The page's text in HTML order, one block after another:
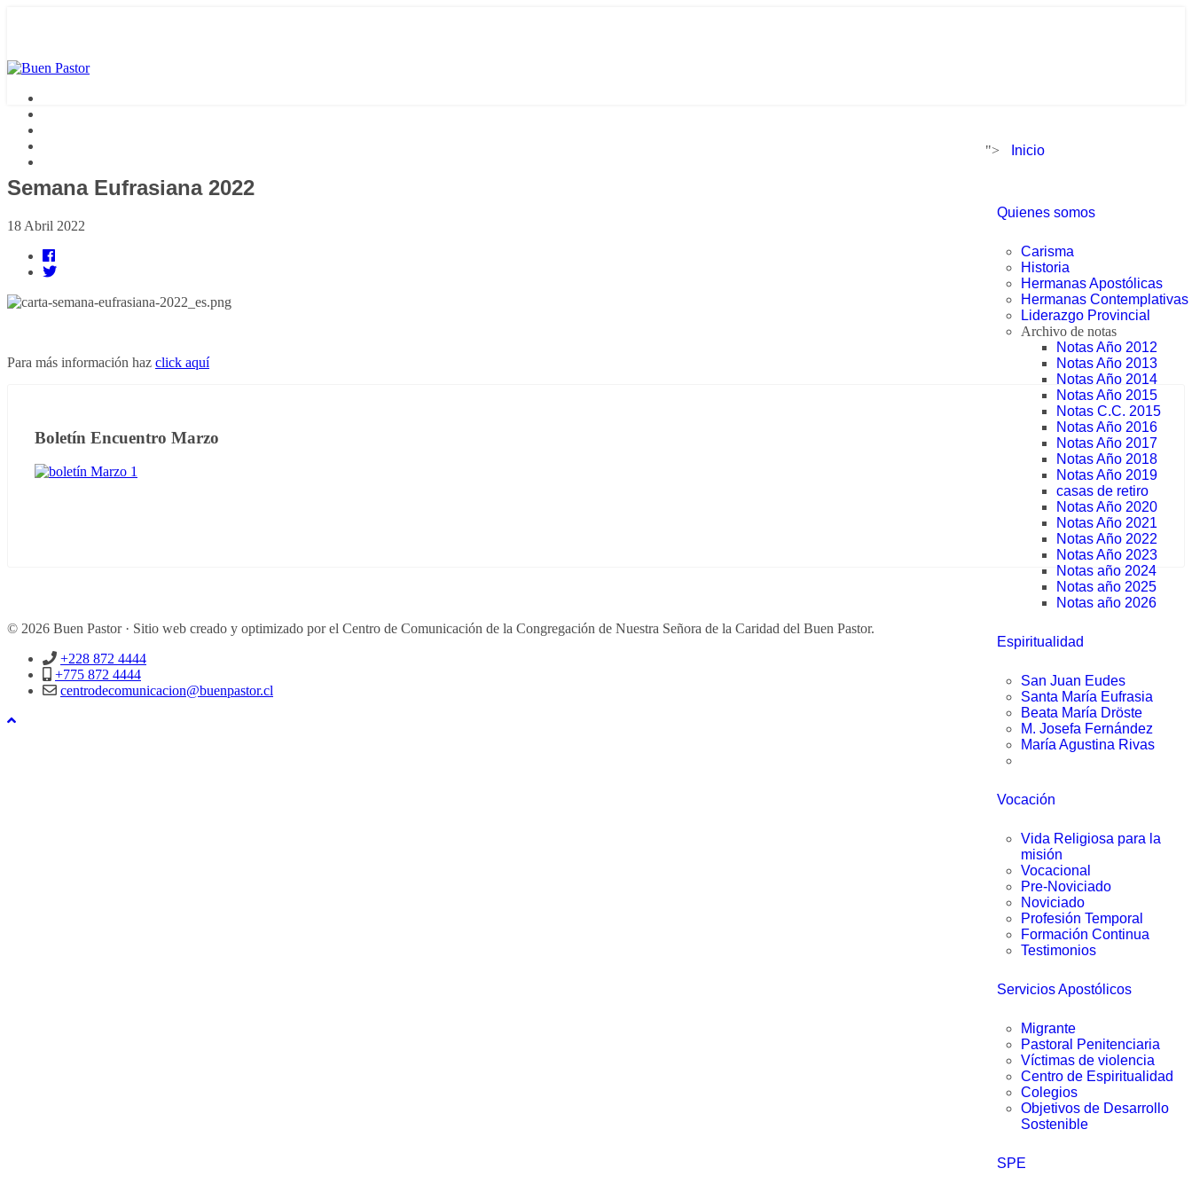
"> Inicio
Quienes somos
Carisma
Historia
Hermanas Apostólicas
Hermanas Contemplativas
Liderazgo Provincial
Archivo de notas
Notas Año 2012
Notas Año 2013
Notas Año 2014
Notas Año 2015
Notas C.C. 2015
Notas Año 2016
Notas Año 2017
Notas Año 2018
Notas Año 2019
casas de retiro
Notas Año 2020
Notas Año 2021
Notas Año 2022
Notas Año 2023
Notas año 2024
Notas año 2025
Notas año 2026
Espiritualidad
San Juan Eudes
Santa María Eufrasia
Beata María Dröste
M. Josefa Fernández
María Agustina Rivas
Vocación
Vida Religiosa para la
misión
Vocacional
Pre-Noviciado
Noviciado
Profesión Temporal
Formación Continua
Testimonios
Servicios Apostólicos
Migrante
Pastoral Penitenciaria
Víctimas de violencia
Centro de Espiritualidad
Colegios
Objetivos de Desarrollo
Sostenible
SPE
Semana Eufrasiana 2022
18 Abril 2022
Para más información haz click aquí
Boletín Encuentro Marzo
© 2026 Buen Pastor · Sitio web creado y optimizado por el Centro de Comunicación de la Congregación de Nuestra Señora de la Caridad del Buen Pastor.
+228 872 4444
+775 872 4444
centrodecomunicacion@buenpastor.cl